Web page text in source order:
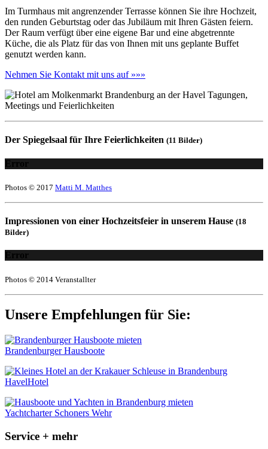
Im Turmhaus mit angrenzender Terrasse können Sie ihre Hochzeit,
den runden Geburtstag oder das Jubiläum mit Ihren Gästen feiern.
Der Raum verfügt über eine eigene Bar und eine abgetrennte
Küche, die als Platz für das von Ihnen mit uns geplante Buffet
genutzt werden kann.
Nehmen Sie Kontakt mit uns auf »»»
Der Spiegelsaal für Ihre Feierlichkeiten (11 Bilder)
Error
Photos © 2017 Matti M. Matthes
Impressionen von einer Hochzeitsfeier in unserem Hause (18
Bilder)
Error
Photos © 2014 Veranstallter
Unsere Empfehlungen für Sie:
Brandenburger Hausboote
HavelHotel
Yachtcharter Schoners Wehr
Service + mehr